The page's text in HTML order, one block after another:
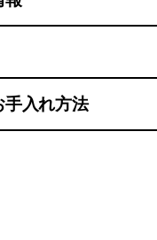
手入れ方法